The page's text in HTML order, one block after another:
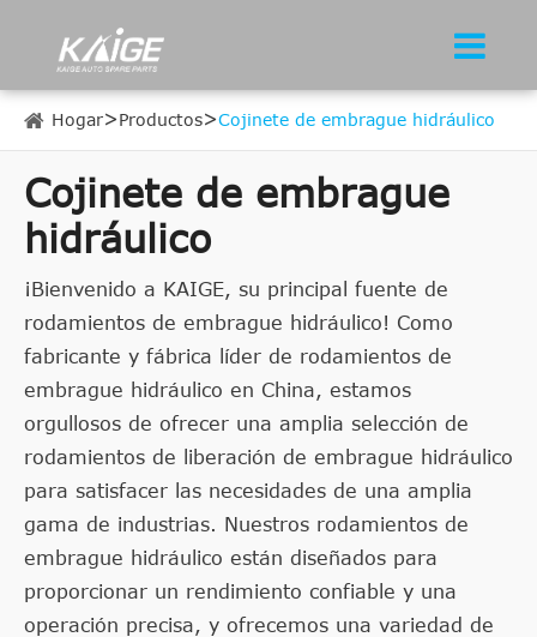
Hogar Productos Cojinete de embrague hidráulico
Cojinete de embrague
hidráulico
¡Bienvenido a KAIGE, su principal fuente de
rodamientos de embrague hidráulico! Como
fabricante y fábrica líder de rodamientos de
embrague hidráulico en China, estamos
orgullosos de ofrecer una amplia selección de
rodamientos de liberación de embrague hidráulico
para satisfacer las necesidades de una amplia
gama de industrias. Nuestros rodamientos de
embrague hidráulico están diseñados para
proporcionar un rendimiento confiable y una
operación precisa, y ofrecemos una variedad de